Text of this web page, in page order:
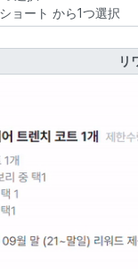
ョート から1つ選択
リ